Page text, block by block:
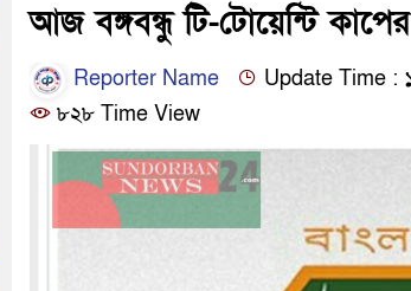
আজ বঙ্গবন্ধু টি-টোয়েন্টি কাপের
Reporter Name
Update Time :
৮২৮ Time View